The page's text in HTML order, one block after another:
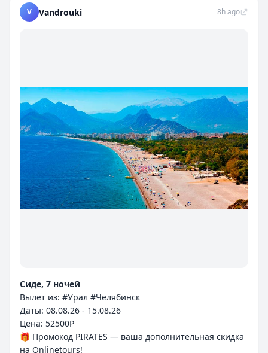
V Vandrouki 8h ago
Сиде, 7 ночей
Вылет из: #Урал #Челябинск
Даты: 08.08.26 - 15.08.26
Цена: 52500P
🎁 Промокод PIRATES — ваша дополнительная скидка